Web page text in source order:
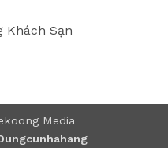
Khách Sạn
Media